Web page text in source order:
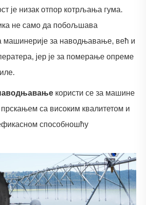
је низак отпор котрљања гума.
не само да побољшава
машинерије за наводњавање, већ и
јер је за померање опреме
користи се за машине
са високим квалитетом и
способношћу